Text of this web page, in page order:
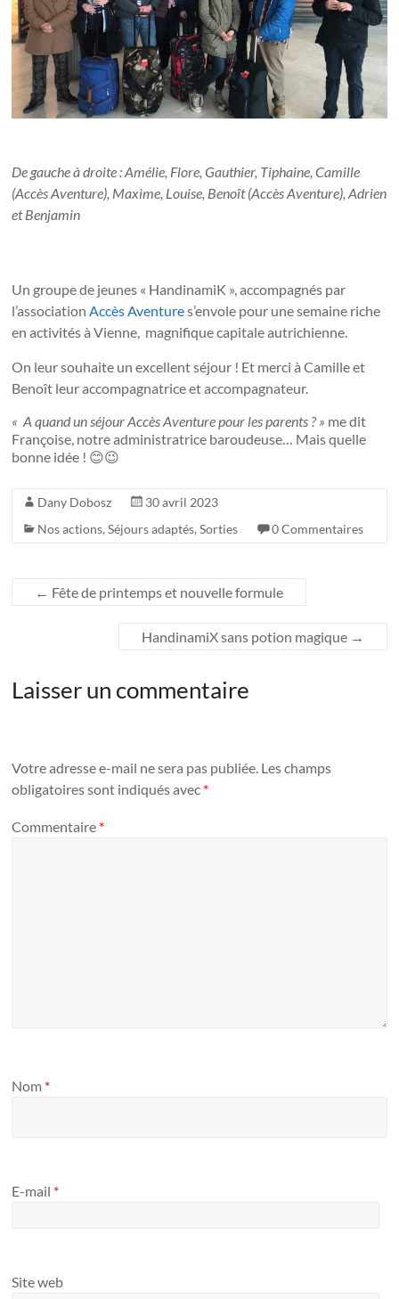
De gauche à droite : Amélie, Flore, Gauthier, Tiphaine, Camille
(Accès Aventure), Maxime, Louise, Benoît (Accès Aventure), Adrien
et Benjamin
Un groupe de jeunes « HandinamiK », accompagnés par
l’associationAccès Aventures’envole pour une semaine riche
en activités à Vienne, magnifique capitale autrichienne.
On leur souhaite un excellent séjour ! Et merci à Camille et
Benoît leur accompagnatrice et accompagnateur.
« A quand un séjour Accès Aventure pour les parents ? » me dit
Françoise, notre administratrice baroudeuse… Mais quelle
bonne idée ! 😊😉
Dany Dobosz
30 avril 2023
Nos actions,Séjours adaptés,Sorties 0 Commentaires
← Fête de printemps et nouvelle formule
HandinamiX sans potion magique →
Laisser un commentaire
Votre adresse e-mail ne sera pas publiée. Les champs
obligatoires sont indiqués avec *
Commentaire *
Nom *
E-mail *
Site web